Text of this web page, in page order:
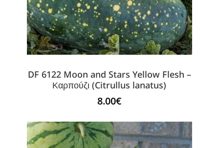
DF 6122 Moon and Stars Yellow Flesh –
Καρπούζι (Citrullus lanatus)
8.00€